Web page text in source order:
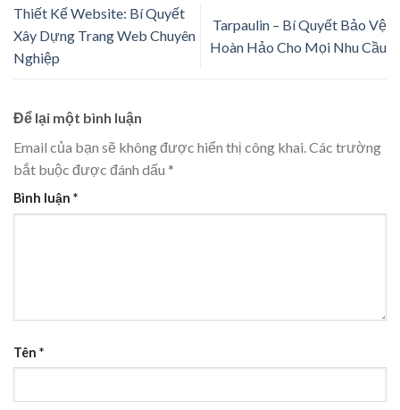
Thiết Kế Website: Bí Quyết
Xây Dựng Trang Web Chuyên
Nghiệp
Tarpaulin – Bí Quyết Bảo Vệ
Hoàn Hảo Cho Mọi Nhu Cầu
Để lại một bình luận
Email của bạn sẽ không được hiển thị công khai.Các trường
bắt buộc được đánh dấu *
Bình luận *
Tên *